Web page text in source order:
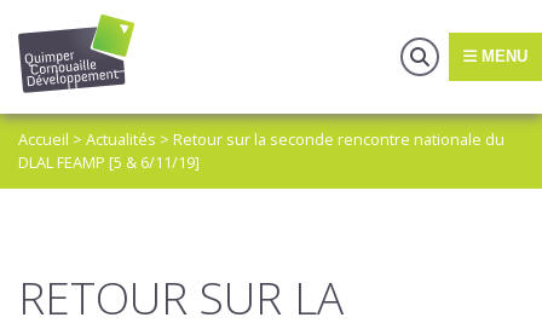
MENU
Accueil > Actualités > Retour sur la seconde rencontre nationale du
DLAL FEAMP [5 & 6/11/19]
RETOUR SUR LA